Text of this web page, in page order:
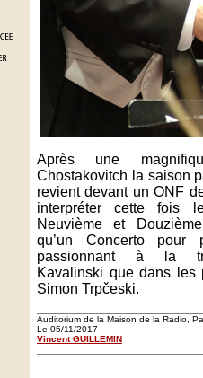
Après une
Chostakovitch la saison
revient devant un ONF
interpréter cette fois
Neuvième et
qu’un Concerto
passionnant à la
Kavalinski que dans les
Simon Trpčeski.
Auditorium de la Maison de la Radio,
Le 05/11/2017
Vincent GUILLEMIN